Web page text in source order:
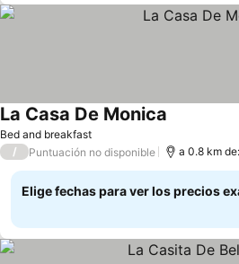
Bed and breakfast
La Casa De Monica
/ Puntuación no disponible a 0.8 km
Elige fechas para ver los precios